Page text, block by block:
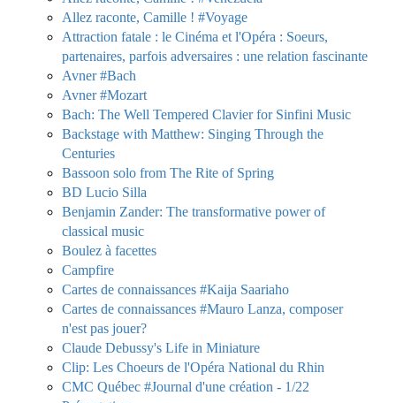
Allez raconte, Camille ! #Voyage
Attraction fatale : le Cinéma et l'Opéra : Soeurs,
partenaires, parfois adversaires : une relation fascinante
Avner #Bach
Avner #Mozart
Bach: The Well Tempered Clavier for Sinfini Music
Backstage with Matthew: Singing Through the
Centuries
Bassoon solo from The Rite of Spring
BD Lucio Silla
Benjamin Zander: The transformative power of
classical music
Boulez à facettes
Campfire
Cartes de connaissances #Kaija Saariaho
Cartes de connaissances #Mauro Lanza, composer
n'est pas jouer?
Claude Debussy's Life in Miniature
Clip: Les Choeurs de l'Opéra National du Rhin
CMC Québec #Journal d'une création - 1/22